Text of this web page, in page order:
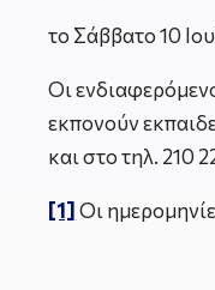
το Σάββατο 10
Οι
εκπονούν
και στο τηλ. 210
[1]Οι